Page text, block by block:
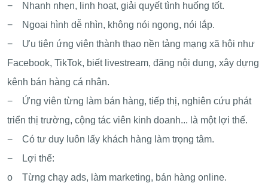
− Nhanh nhẹn, linh hoạt, giải quyết tình huống tốt.
− Ngoại hình dễ nhìn, không nói ngọng, nói lắp.
− Ưu tiên ứng viên thành thạo nền tảng mạng xã hội như
Facebook, TikTok, biết livestream, đăng nội dung, xây dựng
kênh bán hàng cá nhân.
− Ứng viên từng làm bán hàng, tiếp thị, nghiên cứu phát
triển thị trường, cộng tác viên kinh doanh... là một lợi thế.
− Có tư duy luôn lấy khách hàng làm trọng tâm.
− Lợi thế:
o Từng chạy ads, làm marketing, bán hàng online.